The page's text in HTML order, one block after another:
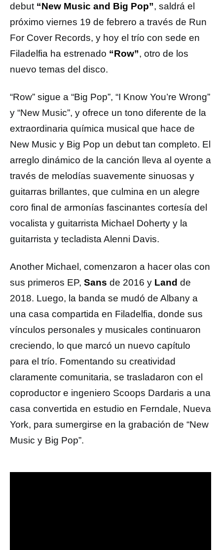
debut “New Music and Big Pop”, saldrá el
próximo viernes 19 de febrero a través de Run
For Cover Records, y hoy el trío con sede en
Filadelfia ha estrenado “Row”, otro de los
nuevo temas del disco.
“Row” sigue a “Big Pop”, “I Know You’re Wrong”
y “New Music”, y ofrece un tono diferente de la
extraordinaria química musical que hace de
New Music y Big Pop un debut tan completo. El
arreglo dinámico de la canción lleva al oyente a
través de melodías suavemente sinuosas y
guitarras brillantes, que culmina en un alegre
coro final de armonías fascinantes cortesía del
vocalista y guitarrista Michael Doherty y la
guitarrista y tecladista Alenni Davis.
Another Michael, comenzaron a hacer olas con
sus primeros EP, Sans de 2016 y Land de
2018. Luego, la banda se mudó de Albany a
una casa compartida en Filadelfia, donde sus
vínculos personales y musicales continuaron
creciendo, lo que marcó un nuevo capítulo
para el trío. Fomentando su creatividad
claramente comunitaria, se trasladaron con el
coproductor e ingeniero Scoops Dardaris a una
casa convertida en estudio en Ferndale, Nueva
York, para sumergirse en la grabación de “New
Music y Big Pop”.